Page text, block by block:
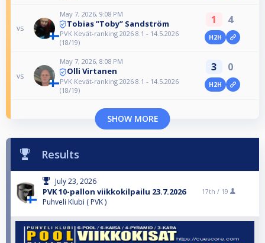
vs
May 7, 2026, 9:08 PM
Tobias ”Toby” Sandström
PVK Kevät-ranking 2026 8.1 - 14.5.2026
(18/19)
1 4
H2H
vs
May 7, 2026, 8:08 PM
Olli Virtanen
PVK Kevät-ranking 2026 8.1 - 14.5.2026
(18/19)
3 0
H2H
SHOW MORE
Results
July 23, 2026
PVK 10-pallon viikkokilpailu 23.7.2026
Puhveli Klubi ( PVK )
17th / 19